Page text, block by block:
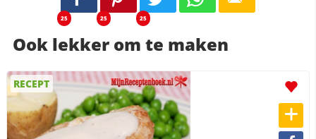
25 25 25
Ook lekker om te maken
RECEPT